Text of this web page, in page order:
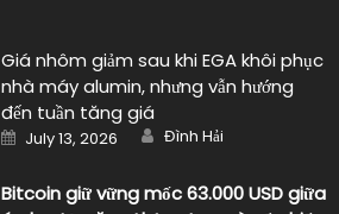
Giá nhôm giảm sau khi EGA khôi phục
nhà máy alumin, nhưng vẫn hướng
đến tuần tăng giá
Posted
on
July 13, 2026 Author
Đình Hải
Bitcoin giữ vững mốc 63.000 USD giữa